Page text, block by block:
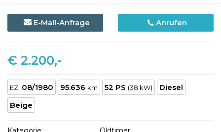
E-Mail-Anfrage Anrufen
€ 2.200,-
EZ: 08/1980 95.636 km 52 PS (38 kW)
Diesel
Beige